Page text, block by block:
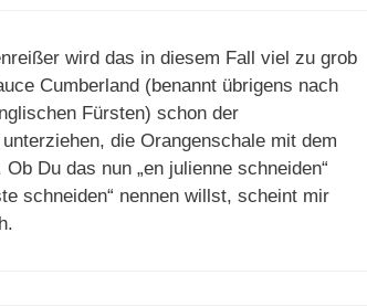
wird das in diesem Fall viel zu grob
Cumberland (benannt übrigens nach
Fürsten) schon der
die Orangenschale mit dem
Du das nun „en julienne schneiden“
schneiden“ nennen willst, scheint mir